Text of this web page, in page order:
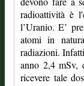
radioattività è
l’Uranio. E’
atomi in
radiazioni.
anno 2,4 mSv,
ricevere tale